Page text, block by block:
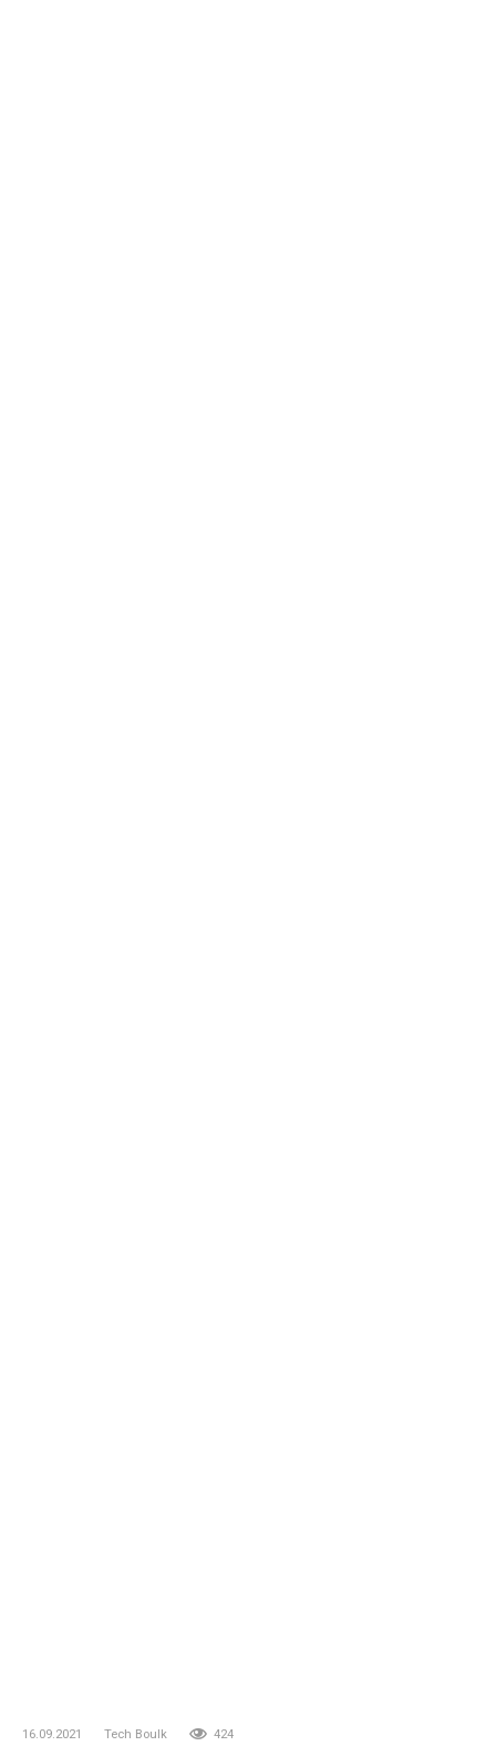
16.09.2021 Tech Boulk 424